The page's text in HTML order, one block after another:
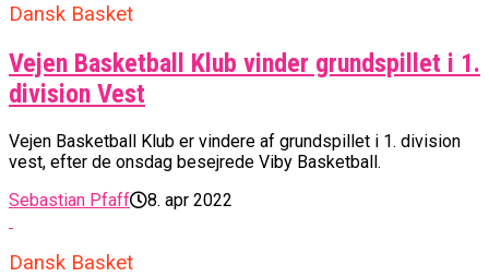
Dansk Basket
Vejen Basketball Klub vinder grundspillet i 1.
division Vest
Vejen Basketball Klub er vindere af grundspillet i 1. division
vest, efter de onsdag besejrede Viby Basketball.
Sebastian Pfaff
8. apr 2022
Dansk Basket